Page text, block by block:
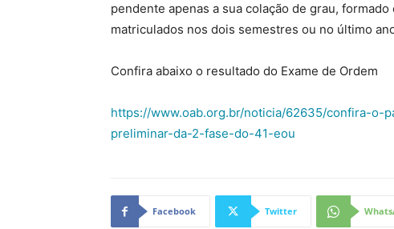
pendente apenas a sua colação de grau,
matriculados nos dois semestres ou no último
Confira abaixo o resultado do Exame de Ordem
https://www.oab.org.br/noticia/62635/confira-
preliminar-da-2-fase-do-41-eou
Facebook Twitter